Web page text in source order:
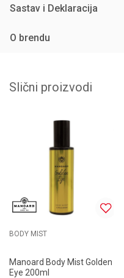
Sastav i Deklaracija
O brendu
Slični proizvodi
BODY MIST
Manoard Body Mist Golden
Eye 200ml